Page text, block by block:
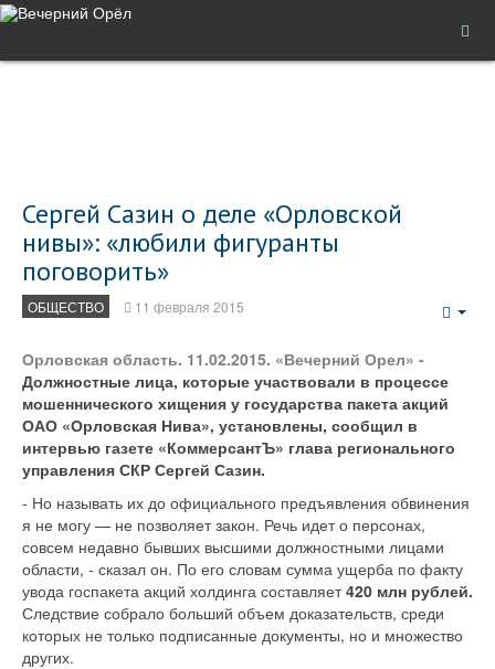
Сергей Сазин о деле «Орловской
нивы»: «любили фигуранты
поговорить»
ОБЩЕСТВО 11 февраля 2015
Орловская область. 11.02.2015. «Вечерний Орел» -
Должностные лица, которые участвовали в процессе
мошеннического хищения у государства пакета акций
ОАО «Орловская Нива», установлены, сообщил в
интервью газете «КоммерсантЪ» глава регионального
управления СКР Сергей Сазин.
- Но называть их до официального предъявления обвинения
я не могу — не позволяет закон. Речь идет о персонах,
совсем недавно бывших высшими должностными лицами
области, - сказал он. По его словам сумма ущерба по факту
увода госпакета акций холдинга составляет420 млн рублей.
Следствие собрало больший объем доказательств, среди
которых не только подписанные документы, но и множество
других.